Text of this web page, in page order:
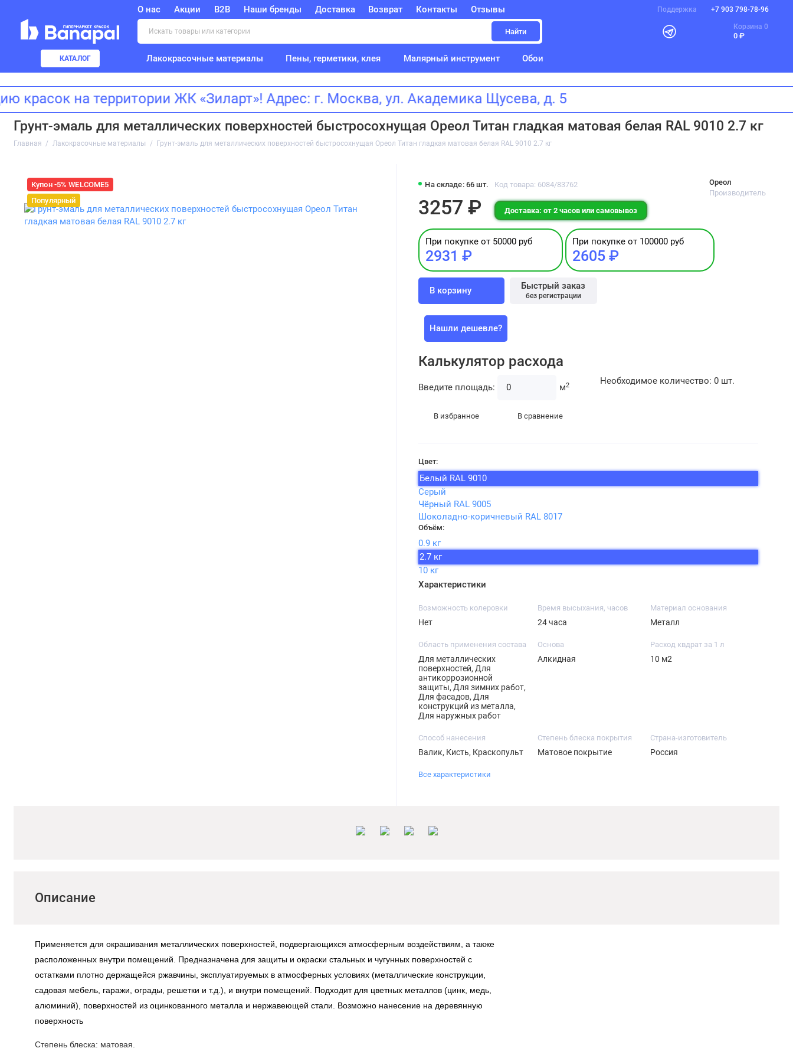
О нас Акции B2B Наши бренды Доставка Возврат Контакты Отзывы Поддержка +7 903 798-78-96
Найти
Корзина 0
0 ₽
КАТАЛОГ Лакокрасочные материалы Пены, герметики, клея Малярный инструмент Обои
на территории ЖК «Зиларт»! Адрес: г. Москва, ул. Академика Щусева, д. 5
Грунт-эмаль для металлических поверхностей быстросохнущая Ореол Титан гладкая матовая белая RAL 9010 2.7 кг
Главная Лакокрасочные материалы Грунт-эмаль для металлических поверхностей быстросохнущая Ореол Титан гладкая матовая белая RAL 9010 2.7 кг
Купон -5% WELCOME5
Популярный
На складе: 66 шт. Код товара: 6084/83762
Ореол
Производитель
3257 ₽ Доставка: от 2 часов или самовывоз
При покупке от 50000 руб
2931 ₽
При покупке от 100000 руб
2605 ₽
В корзину Быстрый заказ
без регистрации
Нашли дешевле?
Калькулятор расхода
Введите площадь: м2 Необходимое количество: 0шт.
В избранное В сравнение
Цвет:
Белый RAL 9010
Серый
Чёрный RAL 9005
Шоколадно-коричневый RAL 8017
Объём:
0.9 кг
2.7 кг
10 кг
Характеристики
Возможность колеровки
Нет
Время высыхания, часов
24 часа
Материал основания
Металл
Область применения состава
Для металлических
поверхностей, Для
антикоррозионной
защиты, Для зимних работ,
Для фасадов, Для
конструкций из металла,
Для наружных работ
Основа
Алкидная
Расход квдрат за 1 л
10 м2
Способ нанесения
Валик, Кисть, Краскопульт
Степень блеска покрытия
Матовое покрытие
Страна-изготовитель
Россия
Все характеристики
Описание
Применяется для окрашивания металлических поверхностей, подвергающихся атмосферным воздействиям, а также
расположенных внутри помещений. Предназначена для защиты и окраски стальных и чугунных поверхностей с
остатками плотно держащейся ржавчины, эксплуатируемых в атмосферных условиях (металлические конструкции,
садовая мебель, гаражи, ограды, решетки и т.д.), и внутри помещений. Подходит для цветных металлов (цинк, медь,
алюминий), поверхностей из оцинкованного металла и нержавеющей стали. Возможно нанесение на деревянную
поверхность
Степень блеска: матовая.